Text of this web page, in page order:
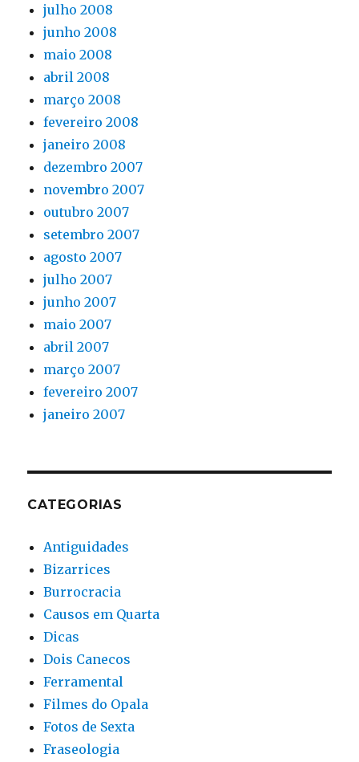
julho 2008
junho 2008
maio 2008
abril 2008
março 2008
fevereiro 2008
janeiro 2008
dezembro 2007
novembro 2007
outubro 2007
setembro 2007
agosto 2007
julho 2007
junho 2007
maio 2007
abril 2007
março 2007
fevereiro 2007
janeiro 2007
CATEGORIAS
Antiguidades
Bizarrices
Burrocracia
Causos em Quarta
Dicas
Dois Canecos
Ferramental
Filmes do Opala
Fotos de Sexta
Fraseologia